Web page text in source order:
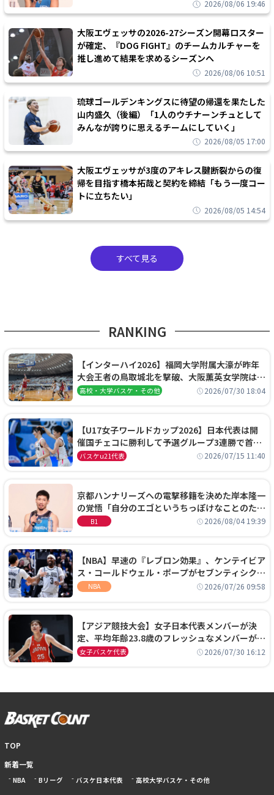
2026/08/06 19:46
大阪エヴェッサの2026-27シーズン開幕ロスター
が確定、『DOG FIGHT』のチームカルチャーを
推し進めて結果を求めるシーズンへ
2026/08/06 10:51
琉球ゴールデンキングスに待望の帰還を果たした
山内盛久（後編）「1人のウチナーンチュとして
みんなが誇りに思えるチームにしていく」
2026/08/05 17:00
大阪エヴェッサが3度のアキレス腱断裂からの復
帰を目指す橋本拓哉と契約を締結「もう一度コー
トに立ちたい」
2026/08/05 14:54
すべて見る
RANKING
【インターハイ2026】福岡大学附属大濠が昨年
大会王者の鳥取城北を撃破、大阪薫英女学院は岐
阜女子に完勝、大会3日目試合結果
高校・大学バスケ・その他 2026/07/30 18:04
【U17女子ワールドカップ2026】日本代表は開
催国チェコに勝利して予選グループ3連勝で首位
通過！準々決勝の相手はエジプトに決定
バスケu21代表 2026/07/15 11:40
京都ハンナリーズへの電撃移籍を決めた岸本隆一
の覚悟「自分のエゴというちっぽけなことのため
に、京都に来たわけではない」
B1 2026/08/04 19:39
【NBA】早速の『レブロン効果』、ケンテイビア
ス・コールドウェル・ポープがセブンティシクサ
ーズに1年契約で加入
NBA 2026/07/26 09:58
【アジア競技大会】女子日本代表メンバーが決
定、平均年齢23.8歳のフレッシュなメンバーが日
本開催の大舞台で頂点を狙う
女子バスケ代表 2026/07/30 16:12
TOP
新着一覧
NBA Bリーグ バスケ日本代表 高校大学バスケ・その他